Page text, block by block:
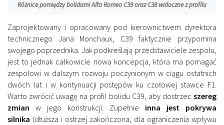
Różnice pomiędzy bolidami Alfa Romeo C39 oraz C38 widoczne z profilu
Zaprojektowany i opracowany pod kierownictwem dyrektora
technicznego Jana Monchaux, C39 faktycznie przypomina
swojego poprzednika. Jak podkreślają przedstawiciele zespołu,
jest to jednak całkowicie nowa koncepcja, która ma pomagać
zespołowi w dalszym rozwoju poczynionym w ciągu ostatnich
dwóch lat i w kontynuacji postępów ku czołowej stawce F1.
Warto zwrócić uwagę na profil bolidu C39, aby dostrzec szereg
zmian w jego konstrukcji. Zupełnie inna jest pokrywa
silnika (dłuższa i ostrzej zakończona, dla ograniczenia wpływu